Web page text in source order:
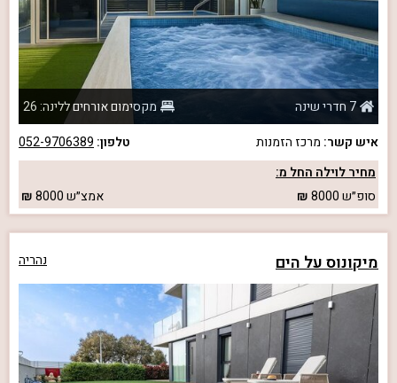
7 חדרי שינה
מקסימום אורחים ללינה: 26
איש קשר: מרכז הזמנות טלפון: 052-9706389
מחיר לוילה החל מ:
סופ״ש8000 אמצ״ש8000
מיקונוס על הים נהריה